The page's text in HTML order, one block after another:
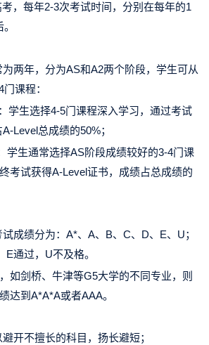
，每年2-3次考试时间，分别在每年的1
为两年，分为AS和A2两个阶段，学生可从
门课程：
学生选择4-5门课程深入学习，通过考试
Level总成绩的50%；
学生通常选择AS阶段成绩较好的3-4门课
考试获得A-Level证书，成绩占总成绩的
成绩分为： A*、A、B、C、D、E、U；
通过，U不及格。
如剑桥、牛津等G5大学的不同专业，则
达到A*A*A或者AAA。
开不擅长的科目，扬长避短；